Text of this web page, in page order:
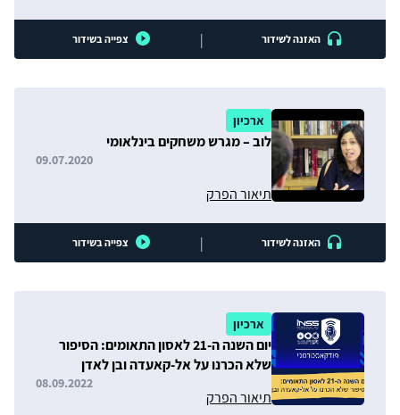
האזנה לשידור | צפייה בשידור
ארכיון
לוב – מגרש משחקים בינלאומי
תיאור הפרק
09.07.2020
האזנה לשידור | צפייה בשידור
ארכיון
יום השנה ה-21 לאסון התאומים: הסיפור
שלא הכרנו על אל-קאעדה ובן לאדן
תיאור הפרק
08.09.2022